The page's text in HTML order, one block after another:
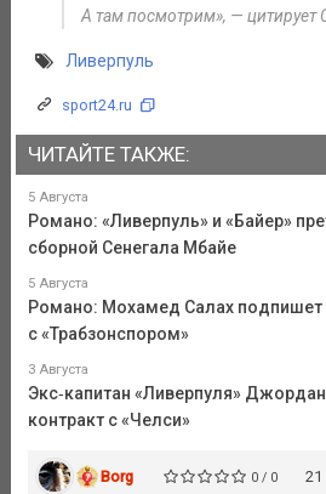
А там посмотрим», — цитирует
Ливерпуль
sport24.ru
ЧИТАЙТЕ ТАКЖЕ:
5 Августа
Романо: «Ливерпуль» и «Байер»
сборной Сенегала Мбайе
5 Августа
Романо: Мохамед Салах подпишет
с «Трабзонспором»
3 Августа
Экс‑капитан «Ливерпуля»
контракт с «Челси»
Borg 0 / 0 21